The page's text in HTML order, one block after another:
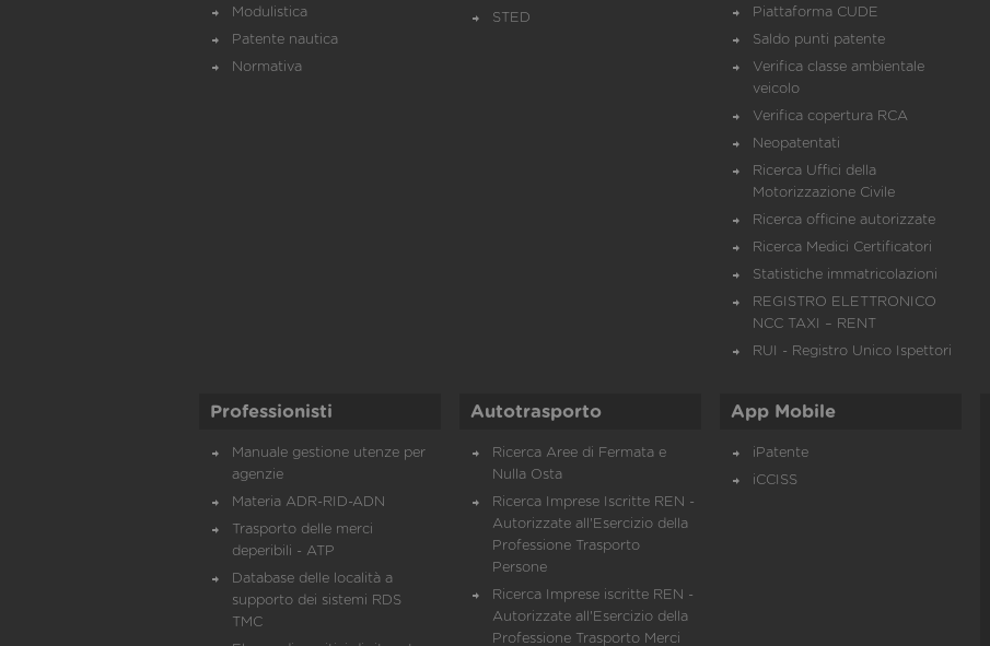
Modulistica
Patente nautica
Normativa
STED
Piattaforma CUDE
Saldo punti patente
Verifica classe ambientale
veicolo
Verifica copertura RCA
Neopatentati
Ricerca Uffici della
Motorizzazione Civile
Ricerca officine autorizzate
Ricerca Medici Certificatori
Statistiche immatricolazioni
REGISTRO ELETTRONICO
NCC TAXI – RENT
RUI - Registro Unico Ispettori
Professionisti
Manuale gestione utenze per
agenzie
Materia ADR-RID-ADN
Trasporto delle merci
deperibili - ATP
Database delle località a
supporto dei sistemi RDS
TMC
Autotrasporto
Ricerca Aree di Fermata e
Nulla Osta
Ricerca Imprese Iscritte REN -
Autorizzate all'Esercizio della
Professione Trasporto
Persone
Ricerca Imprese iscritte REN -
Autorizzate all'Esercizio della
Professione Trasporto Merci
App Mobile
iPatente
iCCISS